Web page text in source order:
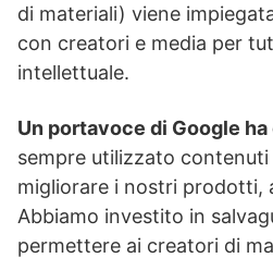
di materiali) viene
con creatori e media per
intellettuale.
Un portavoce di Google
sempre utilizzato contenuti
migliorare i nostri prodotti,
Abbiamo investito in
permettere ai creatori di